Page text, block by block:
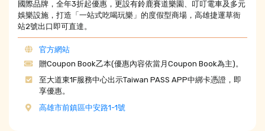
國際品牌，全年3折起優惠，更設有鈴鹿賽道樂園、叮叮電車及多元
娛樂設施，打造「一站式吃喝玩樂」的度假型商場，高雄捷運草衙
站2號出口即可直達。
官方網站
贈Coupon Book乙本(優惠內容依當月Coupon Book為主)。
至大道東1F服務中心出示Taiwan PASS APP中綁卡憑證，即
享優惠。
高雄市前鎮區中安路1-1號